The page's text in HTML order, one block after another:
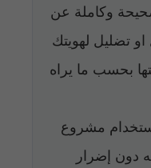
وكاملة عن
تضليل لهويتك
بحسب ما يراه
مشروع
دون إضرار